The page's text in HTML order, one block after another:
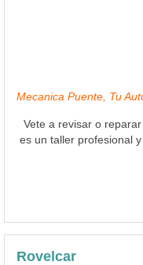
Mecanica Puente, Tu
Vete a revisar o
es un taller profesional
Rovelcar